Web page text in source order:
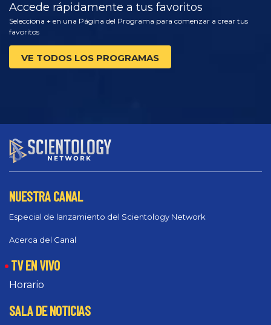
Accede rápidamente a tus favoritos
Selecciona + en una Página del Programa para comenzar a crear tus
favoritos
VE TODOS LOS PROGRAMAS
NUESTRA CANAL
Especial de lanzamiento del Scientology Network
Acerca del Canal
TV EN VIVO
Horario
SALA DE NOTICIAS